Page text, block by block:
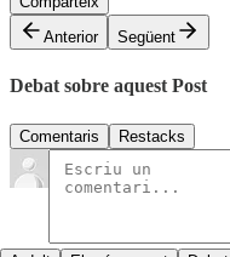
Anterior
Següent
Debat sobre aquest Post
Comentaris Restacks